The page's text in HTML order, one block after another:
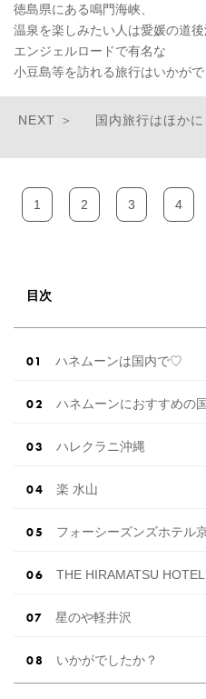
徳島県にある鳴門海峡、
温泉を楽しみたい人は愛媛の道後
エンジェルロードで有名な
小豆島等を訪れる旅行はいかが
国内旅行はほか
1 2 3 4
目次
ハネムーンは国内で♡
ハネムーンにおすすめの
ハレクラニ沖縄
楽 水山
フォーシーズンズホテル
THE HIRAMATSU
星のや軽井沢
いかがでしたか？